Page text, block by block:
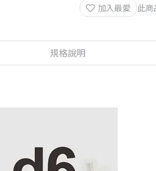
加入最愛 此
規格說明